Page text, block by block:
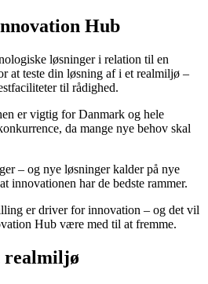
Hub
løsningeri relation til en
at teste din løsning af i et realmiljø –
til rådighed.
er vigtig for Danmark og hele
da mange nye behov skal
– og nye løsninger kalder på nye
innovationen har de bedste rammer.
er driver for innovation – og det vil
Hub være med til at fremme.
realmiljø